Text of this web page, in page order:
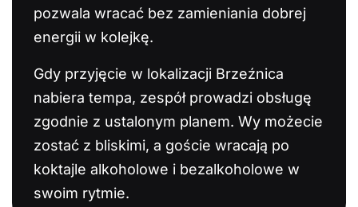
pozwala wracać bez zamieniania dobrej
energii w kolejkę.
Gdy przyjęcie w lokalizacji Brzeźnica
nabiera tempa, zespół prowadzi obsługę
zgodnie z ustalonym planem. Wy możecie
zostać z bliskimi, a goście wracają po
koktajle alkoholowe i bezalkoholowe w
swoim rytmie.